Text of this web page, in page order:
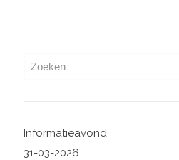
Zoeken
Informatieavond
31-03-2026